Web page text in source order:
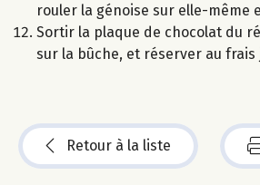
rouler la génoise sur elle-même
Sortir la plaque de chocolat du
sur la bûche, et réserver au frais
Retour à la liste